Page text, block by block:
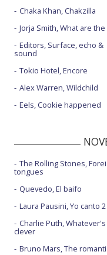
Chaka Khan, Chakzilla
Jorja Smith, What are
Editors, Surface, echo &
sound
Tokio Hotel, Encore
Alex Warren, Wildchild
Eels, Cookie happened
The Rolling Stones,
tongues
Quevedo, El baifo
Laura Pausini, Yo canto 2
Charlie Puth, Whatever's
clever
Bruno Mars, The